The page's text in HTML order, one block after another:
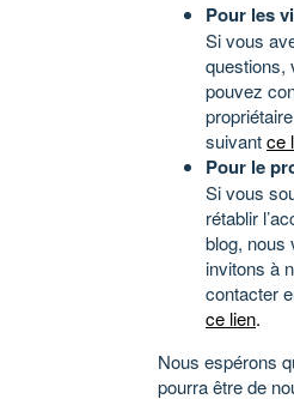
Pour les
Si vous
questions,
pouvez
suivantce
Pour le
Si vous
rétablir
blog, nous
invitons à
contacter
ce lien.
Nous espérons
pourra être de